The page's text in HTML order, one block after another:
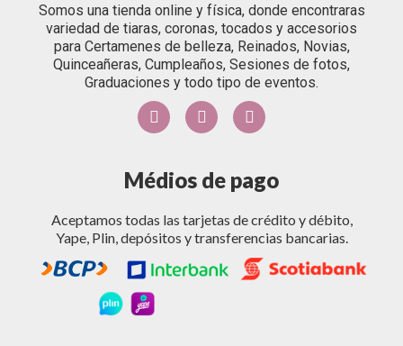
Somos una tienda online y física, donde encontraras
variedad de tiaras, coronas, tocados y accesorios
para Certamenes de belleza, Reinados, Novias,
Quinceañeras, Cumpleaños, Sesiones de fotos,
Graduaciones y todo tipo de eventos.
Médios de pago
Aceptamos todas las tarjetas de crédito y débito,
Yape, Plin, depósitos y transferencias bancarias.